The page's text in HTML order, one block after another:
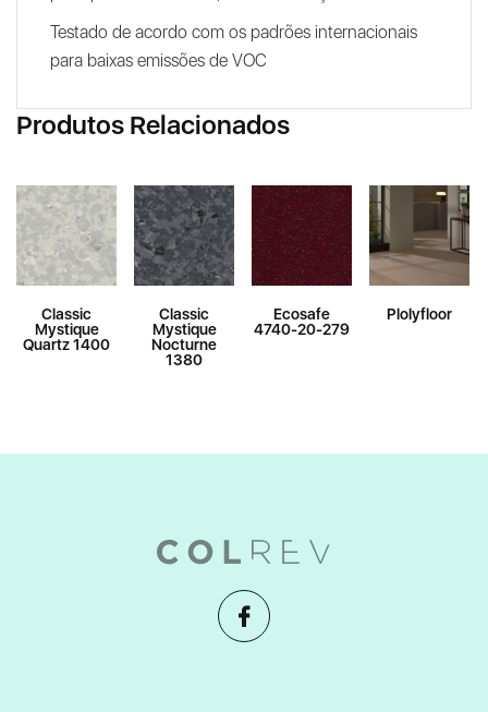
Testado de acordo com os padrões internacionais
para baixas emissões de VOC
Produtos Relacionados
Classic
Mystique
Quartz 1400
Classic
Mystique
Nocturne
1380
Ecosafe
4740-20-279
Plolyfloor